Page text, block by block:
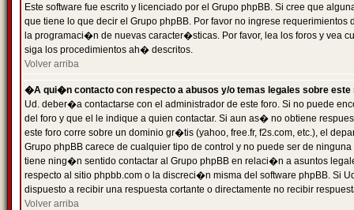
Este software fue escrito y licenciado por el Grupo phpBB. Si cree que
que tiene lo que decir el Grupo phpBB. Por favor no ingrese
la programaci�n de nuevas caracter�sticas. Por favor, lea los foros y vea
siga los procedimientos ah� descritos.
Volver arriba
�A qui�n contacto con respecto a abusos y/o temas legales sobre este
Ud. deber�a contactarse con el administrador de este foro. Si no puede
del foro y que el le indique a quien contactar. Si aun as� no obtiene
este foro corre sobre un dominio gr�tis (yahoo, free.fr, f2s.com, etc.), el
Grupo phpBB carece de cualquier tipo de control y no puede ser de
tiene ning�n sentido contactar al Grupo phpBB en relaci�n a asuntos
respecto al sitio phpbb.com o la discreci�n misma del software phpBB. Si
dispuesto a recibir una respuesta cortante o directamente no recibir
Volver arriba